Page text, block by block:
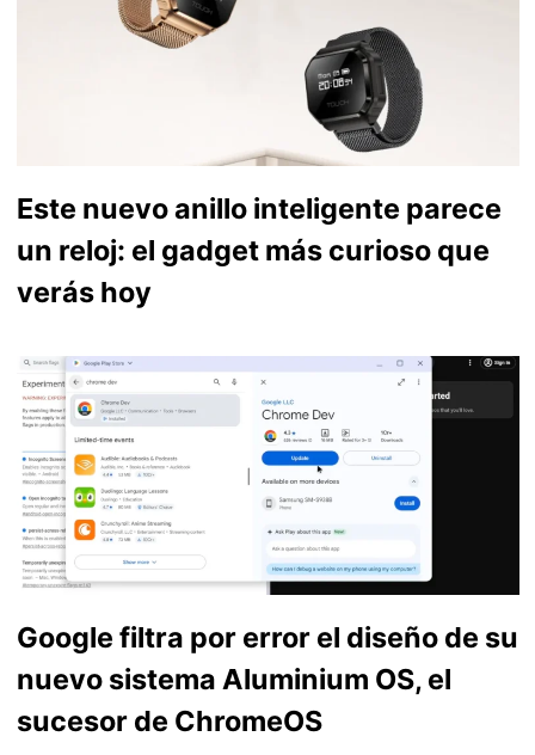
Este nuevo anillo inteligente parece
un reloj: el gadget más curioso que
verás hoy
Google filtra por error el diseño de su
nuevo sistema Aluminium OS, el
sucesor de ChromeOS